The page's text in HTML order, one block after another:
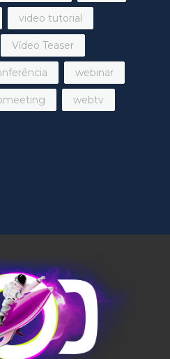
video tutorial
Vídeo Teaser
webinar
webtv